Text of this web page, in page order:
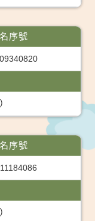
序號
序號